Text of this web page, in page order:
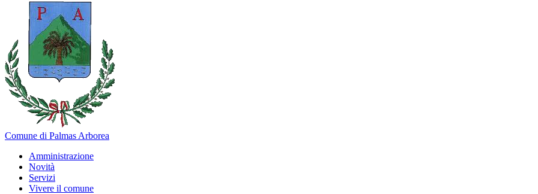
Comune di Palmas Arborea
Amministrazione
Novità
Servizi
Vivere il comune